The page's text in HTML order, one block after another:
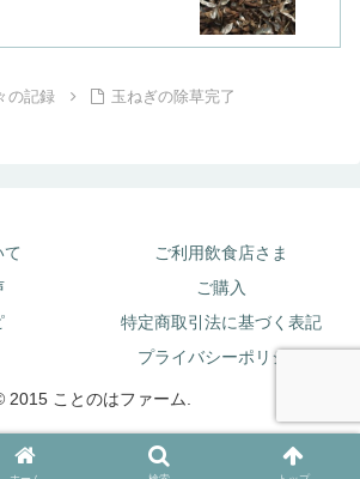
の記録 玉ねぎの除草完了
ご利用飲食店さま
ご購入
特定商取引法に基づく表記
プライバシーポリシー
2015 ことのはファーム.